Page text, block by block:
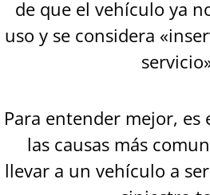
de que el vehículo ya
uso y se considera
Para entender mejor, es
las causas más
llevar a un vehículo a